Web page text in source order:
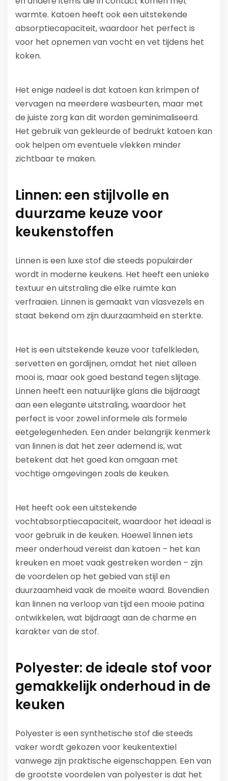
warmte. Katoen heeft ook een uitstekende
absorptiecapaciteit, waardoor het perfect is
voor het opnemen van vocht en vet tijdens het
koken.
Het enige nadeel is dat katoen kan krimpen of
vervagen na meerdere wasbeurten, maar met
de juiste zorg kan dit worden geminimaliseerd.
Het gebruik van gekleurde of bedrukt katoen kan
ook helpen om eventuele vlekken minder
zichtbaar te maken.
Linnen: een stijlvolle en
duurzame keuze voor
keukenstoffen
Linnen is een luxe stof die steeds populairder
wordt in moderne keukens. Het heeft een unieke
textuur en uitstraling die elke ruimte kan
verfraaien. Linnen is gemaakt van vlasvezels en
staat bekend om zijn duurzaamheid en sterkte.
Het is een uitstekende keuze voor tafelkleden,
servetten en gordijnen, omdat het niet alleen
mooi is, maar ook goed bestand tegen slijtage.
Linnen heeft een natuurlijke glans die bijdraagt
aan een elegante uitstraling, waardoor het
perfect is voor zowel informele als formele
eetgelegenheden. Een ander belangrijk kenmerk
van linnen is dat het zeer ademend is, wat
betekent dat het goed kan omgaan met
vochtige omgevingen zoals de keuken.
Het heeft ook een uitstekende
vochtabsorptiecapaciteit, waardoor het ideaal is
voor gebruik in de keuken. Hoewel linnen iets
meer onderhoud vereist dan katoen – het kan
kreuken en moet vaak gestreken worden – zijn
de voordelen op het gebied van stijl en
duurzaamheid vaak de moeite waard. Bovendien
kan linnen na verloop van tijd een mooie patina
ontwikkelen, wat bijdraagt aan de charme en
karakter van de stof.
Polyester: de ideale stof voor
gemakkelijk onderhoud in de
keuken
Polyester is een synthetische stof die steeds
vaker wordt gekozen voor keukentextiel
vanwege zijn praktische eigenschappen. Een van
de grootste voordelen van polyester is dat het